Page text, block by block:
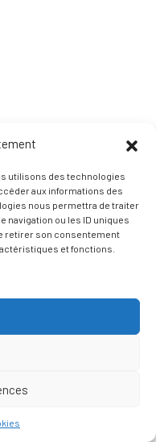
utilisons des technologies
aux informations des
nous permettra de traiter
navigation ou les ID uniques
retirer son consentement
et fonctions.